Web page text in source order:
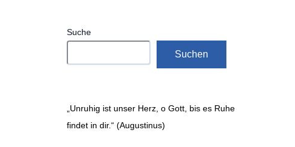
Suche
Suchen
„Unruhig ist unser Herz, o Gott, bis es Ruhe
findet in dir.“ (Augustinus)